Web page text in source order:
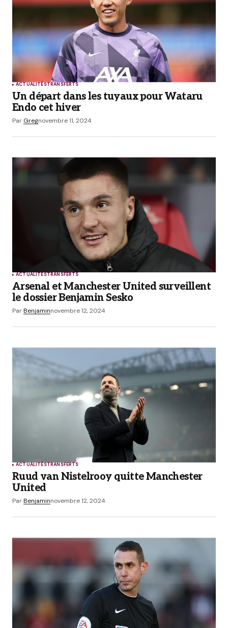
Prévenez-moi de tous les nouveaux articles par e-
mail.
Submit Comment
ACTUALITÉSTRANSFERTS
Un départ dans les tuyaux pour Wataru
Endo cet hiver
Par Gregnovembre 11, 2024
ACTUALITÉSTRANSFERTS
Arsenal et Manchester United surveillent
le dossier Benjamin Sesko
ParBenjaminnovembre 12, 2024
ACTUALITÉSTRANSFERTS
Ruud van Nistelrooy quitte Manchester
United
ParBenjaminnovembre 12, 2024